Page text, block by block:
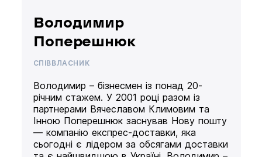
Володимир
Поперешнюк
СПІВВЛАСНИК
Володимир – бізнесмен із понад 20-
річним стажем. У 2001 році разом із
партнерами Вячеславом Климовим та
Інною Поперешнюк заснував Нову пошту
— компанію експрес-доставки, яка
сьогодні є лідером за обсягами доставки